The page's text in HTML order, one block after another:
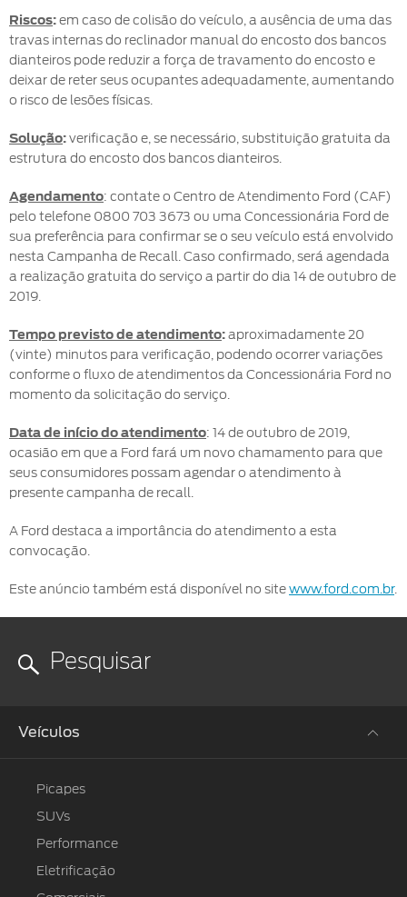
Riscos:em caso de colisão do veículo, a ausência de uma das
travas internas do reclinador manual do encosto dos bancos
dianteiros pode reduzir a força de travamento do encosto e
deixar de reter seus ocupantes adequadamente, aumentando
o risco de lesões físicas.
Solução:verificação e, se necessário, substituição gratuita da
estrutura do encosto dos bancos dianteiros.
Agendamento: contate o Centro de Atendimento Ford (CAF)
pelo telefone 0800 703 3673 ou uma Concessionária Ford de
sua preferência para confirmar se o seu veículo está envolvido
nesta Campanha de Recall. Caso confirmado, será agendada
a realização gratuita do serviço a partir do dia 14 de outubro de
2019.
Tempo previsto de atendimento:aproximadamente 20
(vinte) minutos para verificação, podendo ocorrer variações
conforme o fluxo de atendimentos da Concessionária Ford no
momento da solicitação do serviço.
Data de início do atendimento: 14 de outubro de 2019,
ocasião em que a Ford fará um novo chamamento para que
seus consumidores possam agendar o atendimento à
presente campanha de recall.
A Ford destaca a importância do atendimento a esta
convocação.
Este anúncio também está disponível no sitewww.ford.com.br.
Veículos
Picapes
SUVs
Performance
Eletrificação